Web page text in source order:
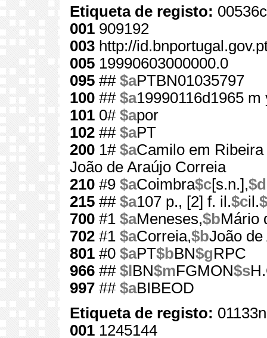
Etiqueta de registo:
001 909192
003 http://
005 19990603000000.0
095 ## $aPTBN01035797
100 ## $a19990116d1965
101 0# $apor
102 ## $aPT
200 1# $aCamilo em Ribeira
João de Araújo Correia
210 #9 $aCoimbra$c[s.n.],$d
215 ## $a107 p., [2] f. il.$cil.
700 #1 $aMeneses,$bMário
702 #1 $aCorreia,$bJoão de
801 #0 $aPT$bBN$gRPC
966 ## $l BN$mFGMON$s
997 ## $aBIBEOD
Etiqueta de registo:
001 1245144